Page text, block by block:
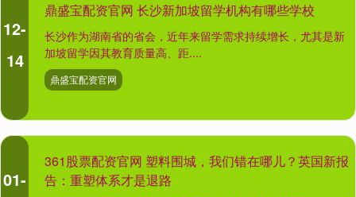
12-
14
鼎盛宝配资官网 长沙新加坡留学机构有哪些学校
长沙作为湖南省的省会，近年来留学需求持续增长，尤其是新
加坡留学因其教育质量高、距....
鼎盛宝配资官网
01-
361股票配资官网 塑料围城，我们错在哪儿？英国新报
告：重塑体系才是退路